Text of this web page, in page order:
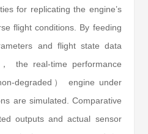
for replicating the engine’s
flight conditions. By feeding
and flight state data
the real-time performance
degraded） engine under
are simulated. Comparative
outputs and actual sensor